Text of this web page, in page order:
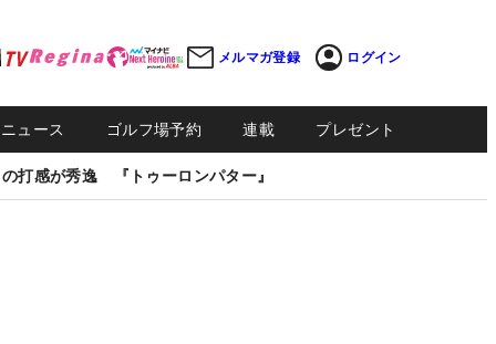
メルマガ登録 ログイン
ュース ゴルフ場予約 連載 プレゼント
打感が秀逸 『トゥーロンパター』